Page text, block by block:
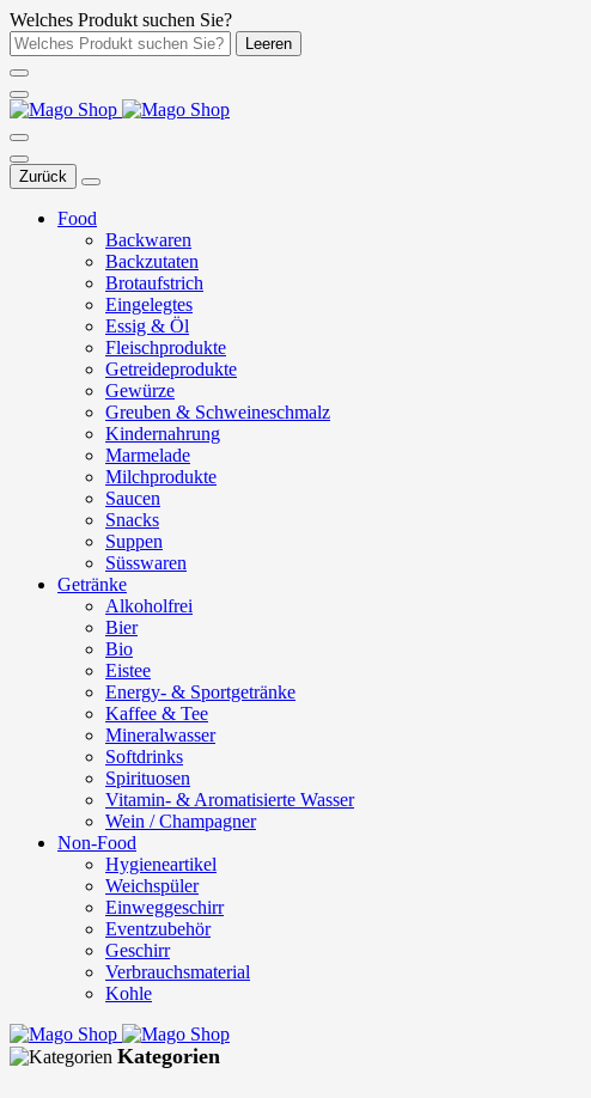
Welches Produkt suchen Sie?
Leeren
Zurück
Food
Backwaren
Backzutaten
Brotaufstrich
Eingelegtes
Essig & Öl
Fleischprodukte
Getreideprodukte
Gewürze
Greuben & Schweineschmalz
Kindernahrung
Marmelade
Milchprodukte
Saucen
Snacks
Suppen
Süsswaren
Getränke
Alkoholfrei
Bier
Bio
Eistee
Energy- & Sportgetränke
Kaffee & Tee
Mineralwasser
Softdrinks
Spirituosen
Vitamin- & Aromatisierte Wasser
Wein / Champagner
Non-Food
Hygieneartikel
Weichspüler
Einweggeschirr
Eventzubehör
Geschirr
Verbrauchsmaterial
Kohle
Kategorien